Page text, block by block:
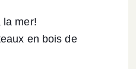
la mer!
en bois de